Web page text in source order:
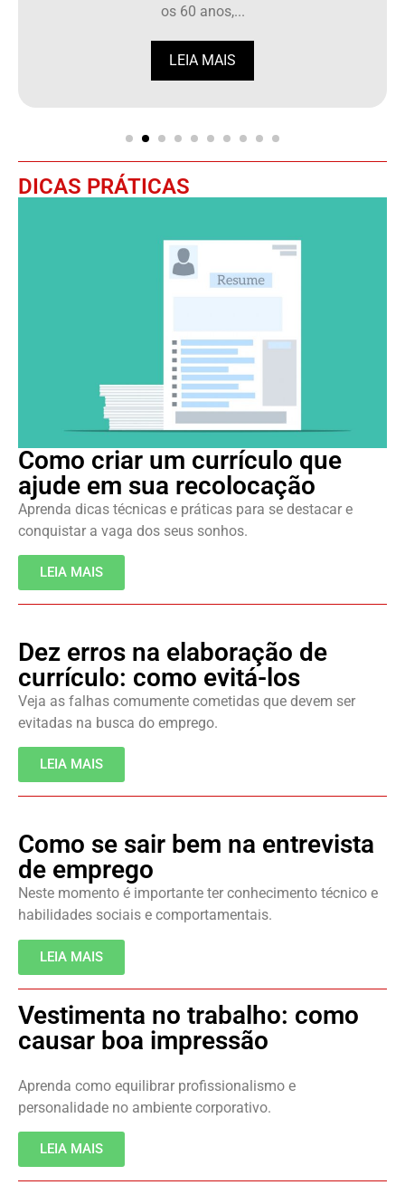
os 60 anos,...
LEIA MAIS
DICAS PRÁTICAS
Como criar um currículo que
ajude em sua recolocação
Aprenda dicas técnicas e práticas para se destacar e
conquistar a vaga dos seus sonhos.
LEIA MAIS
Dez erros na elaboração de
currículo: como evitá-los
Veja as falhas comumente cometidas que devem ser
evitadas na busca do emprego.
LEIA MAIS
Como se sair bem na entrevista
de emprego
Neste momento é importante ter conhecimento técnico e
habilidades sociais e comportamentais.
LEIA MAIS
Vestimenta no trabalho: como
causar boa impressão
Aprenda como equilibrar profissionalismo e
personalidade no ambiente corporativo.
LEIA MAIS